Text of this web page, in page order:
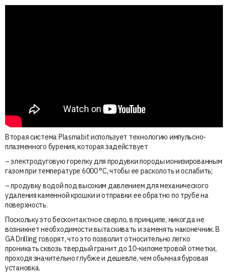
Вторая система Plasmabit использует технологию импульсно-
плазменного бурения, которая задействует
– электродуговую горелку для продувки породы ионизированным
газом при температуре 6000 °C, чтобы ее расколоть и ослабить;
– продувку водой под высоким давлением для механического
удаления каменной крошки и отправки ее обратно по трубе на
поверхность.
Поскольку это бесконтактное сверло, в принципе, никогда не
возникнет необходимости вытаскивать и заменять наконечник. В
GA Drilling говорят, что это позволит относительно легко
проникать сквозь твердый гранит до 10-километровой отметки,
проходя значительно глубже и дешевле, чем обычная буровая
установка.